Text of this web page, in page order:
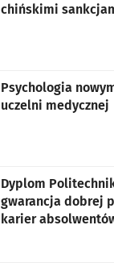
chińskimi
Psychologia
uczelni medycznej
Dyplom
gwarancja dobrej
karier